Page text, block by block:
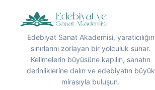
Edebiyat Sanat Akademisi, yaratıcılığın
sınırlarını zorlayan bir yolculuk sunar.
Kelimelerin büyüsüne kapılın, sanatın
derinliklerine dalın ve edebiyatın büyük
mirasıyla buluşun.